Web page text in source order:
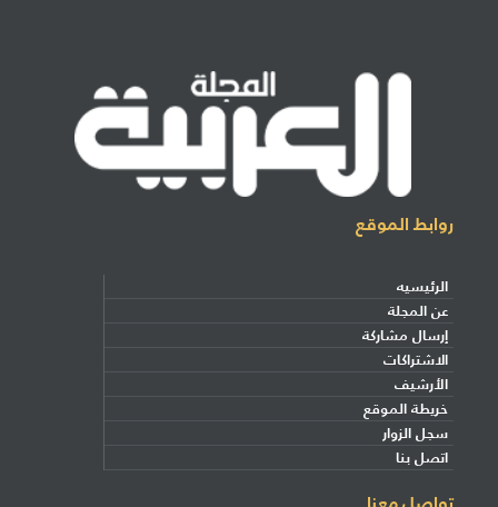
روابط الموقع
الرئيسيه
عن المجلة
إرسال مشاركة
الاشتراكات
الأرشيف
خريطة الموقع
سجل الزوار
اتصل بنا